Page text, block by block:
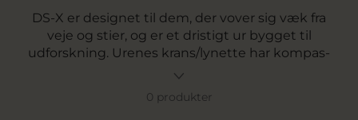
DS-X er designet til dem, der vover sig væk fra
veje og stier, og er et dristigt ur bygget til
udforskning. Urenes krans/lynette har kompas-
indikationer, og deres GMT-værk guider dig på
tidszoner på én gang. Det perfekte ur til den
0 produkter